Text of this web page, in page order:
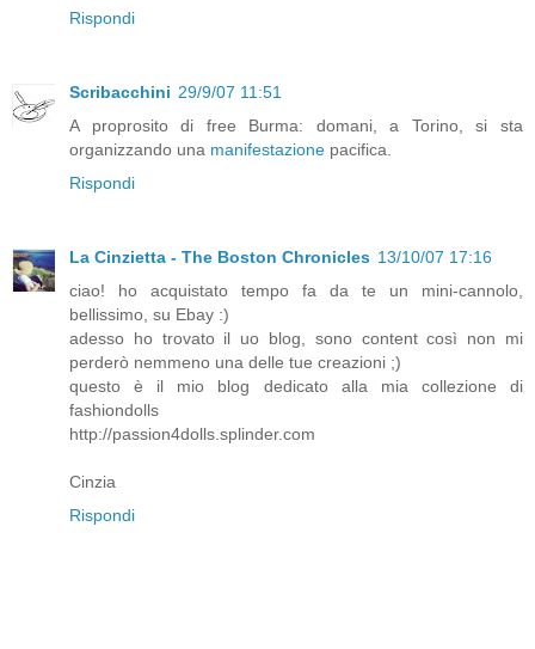
Rispondi
Scribacchini 29/9/07 11:51
A proprosito di free Burma: domani, a Torino, si sta
organizzando una manifestazione pacifica.
Rispondi
La Cinzietta - The Boston Chronicles 13/10/07 17:16
ciao! ho acquistato tempo fa da te un mini-cannolo,
bellissimo, su Ebay :)
adesso ho trovato il uo blog, sono content così non mi
perderò nemmeno una delle tue creazioni ;)
questo è il mio blog dedicato alla mia collezione di
fashiondolls
http://passion4dolls.splinder.com
Cinzia
Rispondi